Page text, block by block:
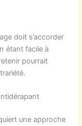
doit s’accorder
étant facile à
pourrait
une approche